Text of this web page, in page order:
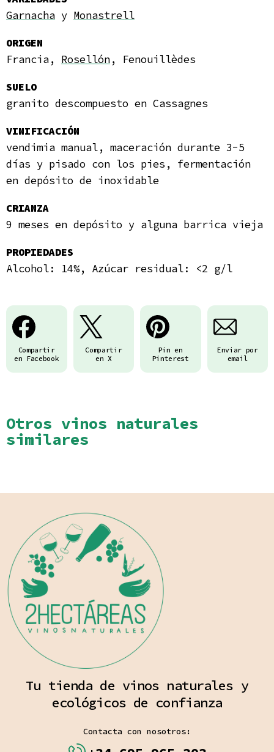
Garnacha y Monastrell
ORIGEN
Francia, Rosellón, Fenouillèdes
SUELO
granito descompuesto en Cassagnes
VINIFICACIÓN
vendimia manual, maceración durante 3-5
días y pisado con los pies, fermentación
en depósito de inoxidable
CRIANZA
9 meses en depósito y alguna barrica vieja
PROPIEDADES
Alcohol: 14%, Azúcar residual: <2 g/l
Compartir
en Facebook
Compartir
en X
Pin en
Pinterest
Enviar por
email
Otros vinos naturales
similares
Tu tienda de vinos naturales y
ecológicos de confianza
Contacta con nosotros: